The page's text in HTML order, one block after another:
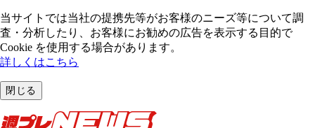
当サイトでは当社の提携先等がお客様のニーズ等について調
査・分析したり、お客様にお勧めの広告を表⽰する⽬的で
Cookie を使⽤する場合があります。
詳しくはこちら
閉じる